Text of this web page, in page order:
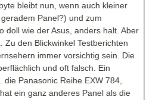
bleibt nun, wenn auch kleiner
Panel?) und zum
doll wie der Asus, anders halt. Aber
Zu den Blickwinkel Testberichten
immer vorsichtig sein. Die
und oft falsch. Ein
die Panasonic Reihe EXW 784,
ein ganz anderes Panel als die